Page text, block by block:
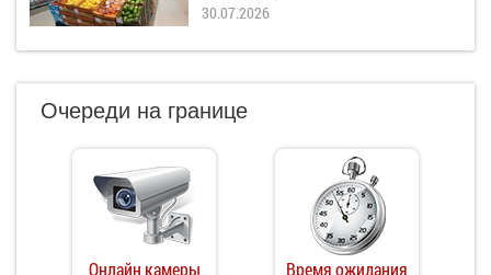
30.07.2026
Очереди на границе
Онлайн камеры Время ожидания